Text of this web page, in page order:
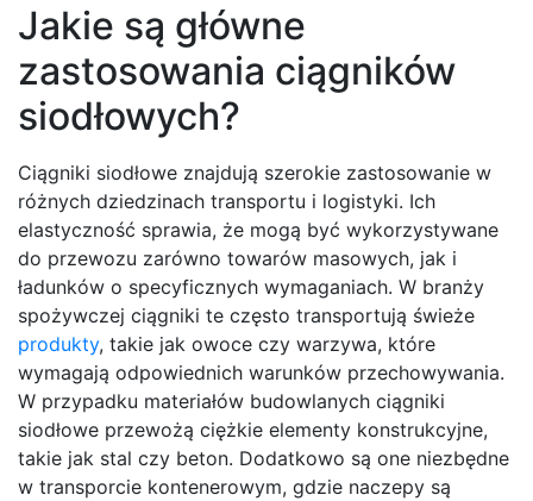
Jakie są główne
zastosowania ciągników
siodłowych?
Ciągniki siodłowe znajdują szerokie zastosowanie w
różnych dziedzinach transportu i logistyki. Ich
elastyczność sprawia, że mogą być wykorzystywane
do przewozu zarówno towarów masowych, jak i
ładunków o specyficznych wymaganiach. W branży
spożywczej ciągniki te często transportują świeże
produkty, takie jak owoce czy warzywa, które
wymagają odpowiednich warunków przechowywania.
W przypadku materiałów budowlanych ciągniki
siodłowe przewożą ciężkie elementy konstrukcyjne,
takie jak stal czy beton. Dodatkowo są one niezbędne
w transporcie kontenerowym, gdzie naczepy są